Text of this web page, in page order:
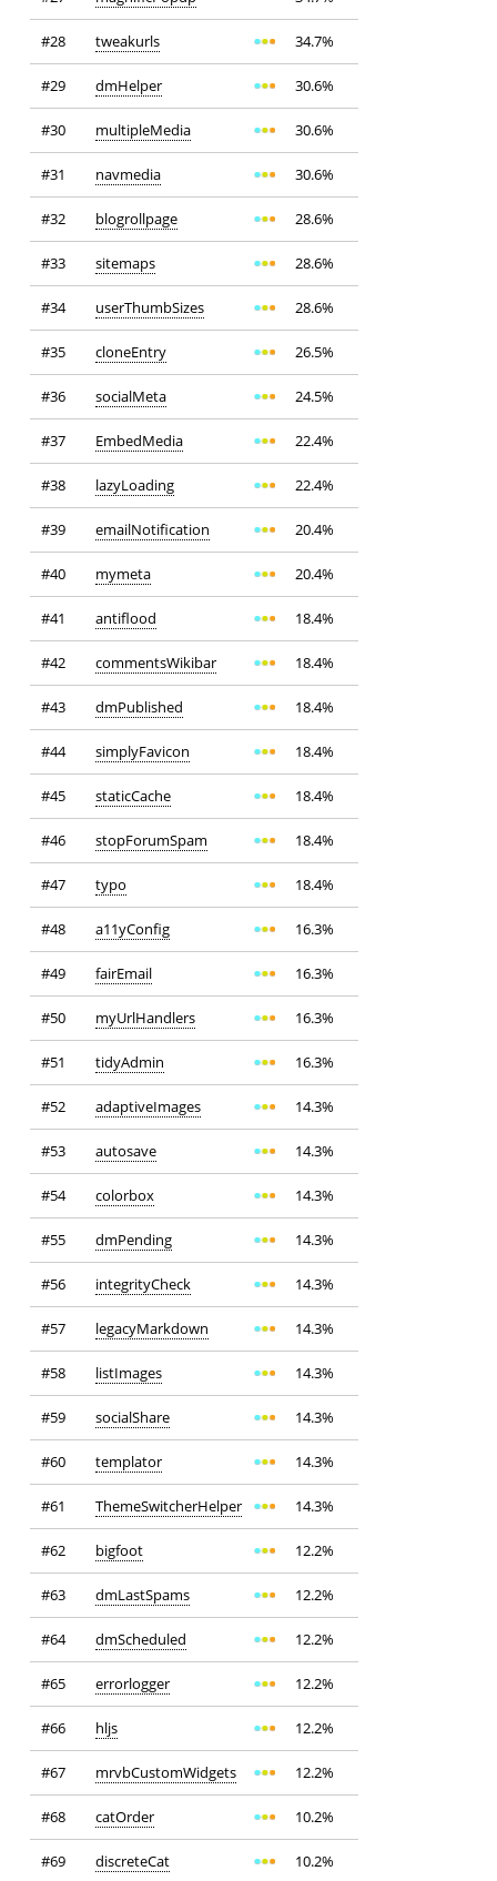
#28 tweakurls 34.7%
#29 dmHelper 30.6%
#30 multipleMedia 30.6%
#31 navmedia 30.6%
#32 blogrollpage 28.6%
#33 sitemaps 28.6%
#34 userThumbSizes 28.6%
#35 cloneEntry 26.5%
#36 socialMeta 24.5%
#37 EmbedMedia 22.4%
#38 lazyLoading 22.4%
#39 emailNotification 20.4%
#40 mymeta 20.4%
#41 antiflood 18.4%
#42 commentsWikibar 18.4%
#43 dmPublished 18.4%
#44 simplyFavicon 18.4%
#45 staticCache 18.4%
#46 stopForumSpam 18.4%
#47 typo 18.4%
#48 a11yConfig 16.3%
#49 fairEmail 16.3%
#50 myUrlHandlers 16.3%
#51 tidyAdmin 16.3%
#52 adaptiveImages 14.3%
#53 autosave 14.3%
#54 colorbox 14.3%
#55 dmPending 14.3%
#56 integrityCheck 14.3%
#57 legacyMarkdown 14.3%
#58 listImages 14.3%
#59 socialShare 14.3%
#60 templator 14.3%
#61 ThemeSwitcherHelper 14.3%
#62 bigfoot 12.2%
#63 dmLastSpams 12.2%
#64 dmScheduled 12.2%
#65 errorlogger 12.2%
#66 hljs 12.2%
#67 mrvbCustomWidgets 12.2%
#68 catOrder 10.2%
#69 discreteCat 10.2%